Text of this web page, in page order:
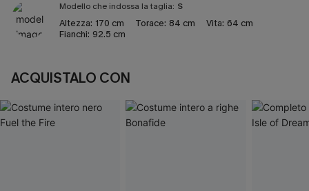
Modello che indossa la taglia: S
Altezza: 170 cm Torace: 84 cm Vita: 64 cm
Fianchi: 92.5 cm
ACQUISTALO CON